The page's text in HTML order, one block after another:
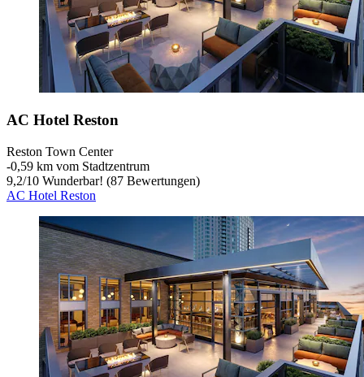
AC Hotel Reston
Reston Town Center
‐0,59 km vom Stadtzentrum
9,2/10 Wunderbar! (87 Bewertungen)
AC Hotel Reston